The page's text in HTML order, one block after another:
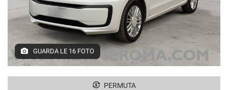
GUARDA LE 16 FOTO
PERMUTA
tracciamento
adottiamo
offrire
le
funzionalità
e